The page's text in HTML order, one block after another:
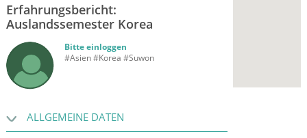
Erfahrungsbericht:
Auslandssemester Korea
Bitte einloggen
#Asien #Korea #Suwon
ALLGEMEINE DATEN